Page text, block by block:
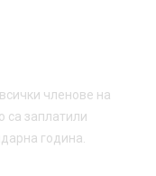
членове на
са заплатили
година.